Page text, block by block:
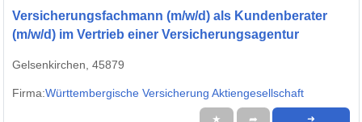
Versicherungsfachmann (m/w/d) als Kundenberater
(m/w/d) im Vertrieb einer Versicherungsagentur
Gelsenkirchen, 45879
Firma:Württembergische Versicherung Aktiengesellschaft
★ ➦ ➜